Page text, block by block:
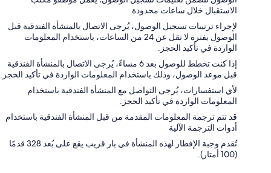
الاستقبال خلال ساعات محدودة
لإجراء ترتيبات تسجيل الوصول، يُرجى الاتصال بالمنشأة الفندقية قبل
الوصول بفترة لا تقل عن 24 من الساعات، باستخدام المعلومات
الواردة في تأكيد الحجز.
إذا كنت تخطط للوصول بعد 6 مساءً، يُرجى الاتصال بالمنشأة الفندقية
قبل موعد الوصول، وذلك باستخدام المعلومات الواردة في تأكيد الحجز.
لأي استفسارات، يُرجى التواصل مع المنشأة الفندقية باستخدام
المعلومات الواردة في تأكيد الحجز.
قد تتم ترجمة المعلومات المقدمة من قبل المنشأة الفندقية باستخدام
أدوات الترجمة الآلية
تُقدم وجبة الإفطار لهذه المنشأة في بار قريب يقع على بُعد 328 قدمًا
(100 أمتار).